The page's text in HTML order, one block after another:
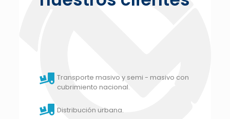
Transporte masivo y semi - masivo con
cubrimiento nacional.
Distribución urbana.